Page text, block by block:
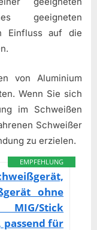
geeigneten
Einfluss auf die
von Aluminium
Wenn Sie sich
im Schweißen
Schweißer
zu erzielen.
EMPFEHLUNG
ohne
Stick
passend für